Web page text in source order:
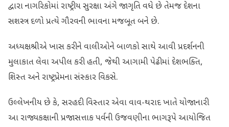
દ્વારા નાગરિકોમાં રાષ્ટ્રીય સુરક્ષા અંગે જાગૃતિ વધે છે તેમજ દેશના
સશસ્ત્ર દળો પ્રત્યે ગૌરવની ભાવના મજબૂત બને છે.
અધ્યક્ષશ્રીએ ખાસ કરીને વાલીઓને બાળકો સાથે આવી પ્રદર્શનની
મુલાકાત લેવા અપીલ કરી હતી, જેથી આગામી પેઢીમાં દેશભક્તિ,
શિસ્ત અને રાષ્ટ્રપ્રેમના સંસ્કાર વિકસે.
ઉલ્લેખનીય છે કે, સરહદી વિસ્તાર એવા વાવ-થરાદ ખાતે યોજાનારી
આ રાજ્યકક્ષાની પ્રજાસત્તાક પર્વની ઉજવણીના ભાગરૂપે આયોજિત